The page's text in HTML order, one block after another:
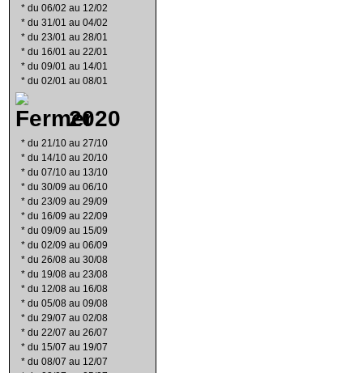
* du 06/02 au 12/02
* du 31/01 au 04/02
* du 23/01 au 28/01
* du 16/01 au 22/01
* du 09/01 au 14/01
* du 02/01 au 08/01
2020
* du 21/10 au 27/10
* du 14/10 au 20/10
* du 07/10 au 13/10
* du 30/09 au 06/10
* du 23/09 au 29/09
* du 16/09 au 22/09
* du 09/09 au 15/09
* du 02/09 au 06/09
* du 26/08 au 30/08
* du 19/08 au 23/08
* du 12/08 au 16/08
* du 05/08 au 09/08
* du 29/07 au 02/08
* du 22/07 au 26/07
* du 15/07 au 19/07
* du 08/07 au 12/07